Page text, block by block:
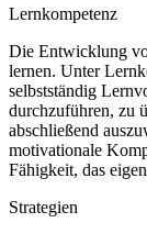
Lernkompetenz
Die Entwicklung
lernen. Unter
selbstständig
durchzuführen, zu
abschließend
motivationale
Fähigkeit, das
Strategien